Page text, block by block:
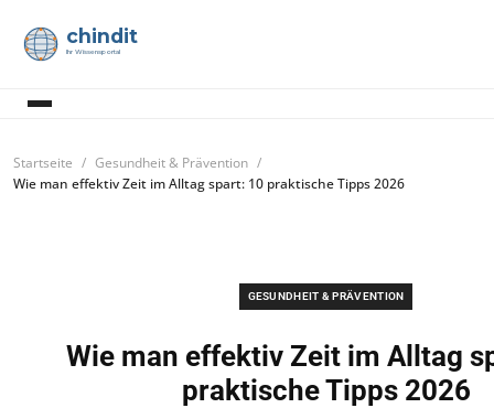
chindit
Ihr Wissensportal
Startseite
Gesundheit & Prävention
Wie man effektiv Zeit im Alltag spart: 10 praktische Tipps 2026
GESUNDHEIT & PRÄVENTION
Wie man effektiv Zeit im Alltag
praktische Tipps 2026